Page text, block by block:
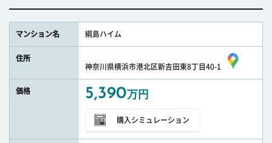
マンション名 綱島ハイム
住所
神奈川県横浜市港北区新吉田東8丁目40-1
価格 5,390万円
購入シミュレーション